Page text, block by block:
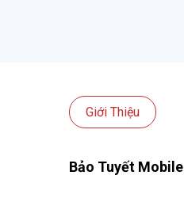
Giới Thiệu
Bảo Tuyết Mobile